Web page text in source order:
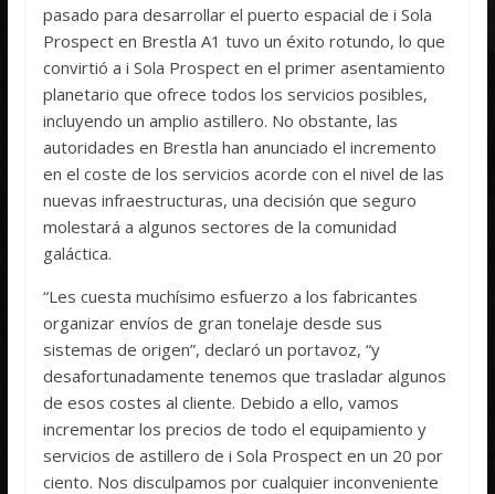
pasado para desarrollar el puerto espacial de i Sola
Prospect en Brestla A1 tuvo un éxito rotundo, lo que
convirtió a i Sola Prospect en el primer asentamiento
planetario que ofrece todos los servicios posibles,
incluyendo un amplio astillero. No obstante, las
autoridades en Brestla han anunciado el incremento
en el coste de los servicios acorde con el nivel de las
nuevas infraestructuras, una decisión que seguro
molestará a algunos sectores de la comunidad
galáctica.
“Les cuesta muchísimo esfuerzo a los fabricantes
organizar envíos de gran tonelaje desde sus
sistemas de origen”, declaró un portavoz, “y
desafortunadamente tenemos que trasladar algunos
de esos costes al cliente. Debido a ello, vamos
incrementar los precios de todo el equipamiento y
servicios de astillero de i Sola Prospect en un 20 por
ciento. Nos disculpamos por cualquier inconveniente